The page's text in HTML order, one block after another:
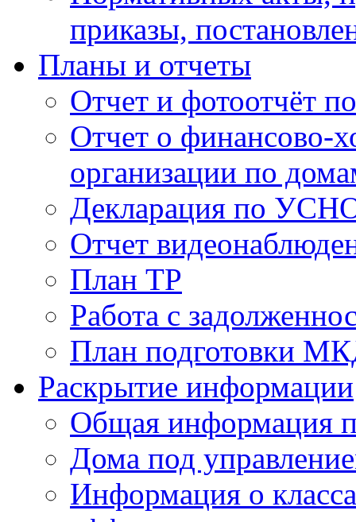
приказы,
Планы и отчеты
Отчет и фотоотчёт
Отчет о финансово-
организации по
Декларация по
Отчет
План ТР
Работа с
План подготовки
Раскрытие информации
Общая информация
Дома под
Информация о